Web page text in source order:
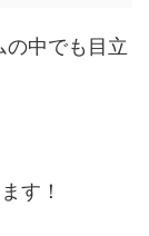
の中でも目立
す！